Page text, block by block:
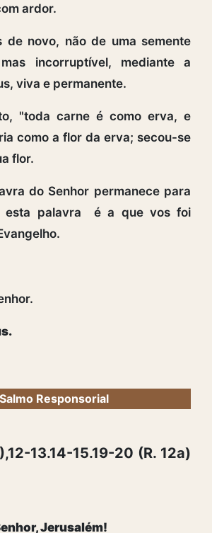
ardor.
de novo, não de uma semente
incorruptível, mediante a
viva e permanente.
"toda carne é como erva, e
como a flor da erva; secou-se
flor.
do Senhor permanece para
esta palavra é a que vos foi
Salmo Responsorial
13.14-15.19-20 (R. 12a)
Jerusalém!